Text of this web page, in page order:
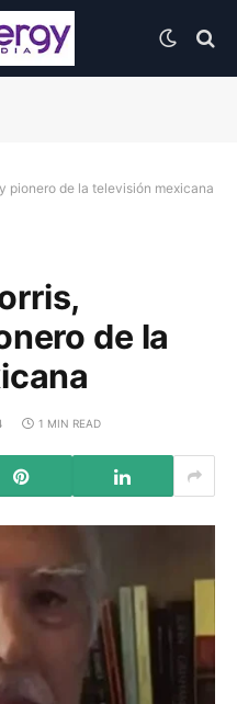
pionero de la televisión mexicana
de la
1 MIN READ